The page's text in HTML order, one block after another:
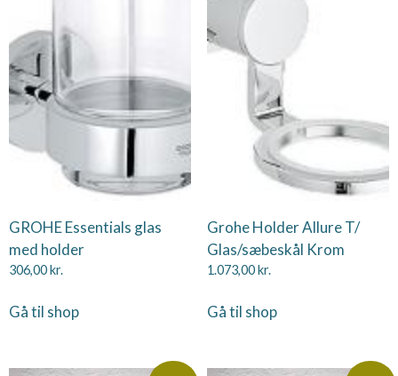
GROHE Essentials glas
med holder
306,00kr.
Gå til shop
Grohe Holder Allure T/
Glas/sæbeskål Krom
1.073,00kr.
Gå til shop